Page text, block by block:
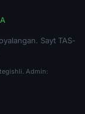
Sayt TAS-
Admin: